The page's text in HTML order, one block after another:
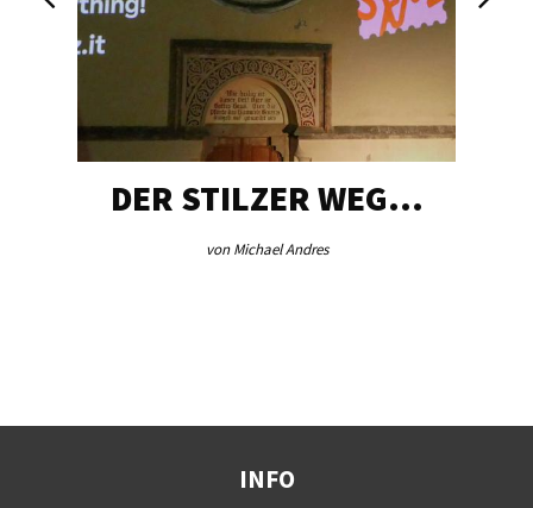
DER STILZER WEG…
von Michael Andres
INFO